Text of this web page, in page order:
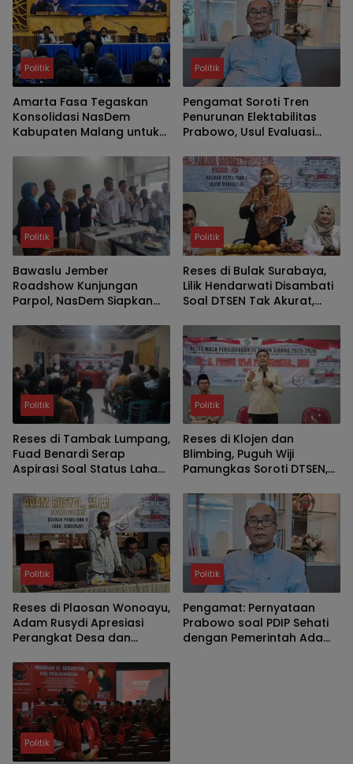
Politik
Amarta Fasa Tegaskan
Konsolidasi NasDem
Kabupaten Malang untuk
dan Solutif
Politik
Pengamat Soroti Tren
Penurunan Elektabilitas
Prabowo, Usul Evaluasi
Politik
Bawaslu Jember
Roadshow Kunjungan
Parpol, NasDem Siapkan
Politik
Reses di Bulak Surabaya,
Lilik Hendarwati Disambati
Soal DTSEN Tak Akurat,
Legalitas UMKM
Politik
Reses di Tambak Lumpang,
Fuad Benardi Serap
Aspirasi Soal Status Lahan
Politik
Reses di Klojen dan
Blimbing, Puguh Wiji
Pamungkas Soroti DTSEN,
Bedah Rumah di Kota
Malang
Politik
Reses di Plaosan Wonoayu,
Adam Rusydi Apresiasi
Perangkat Desa dan
Usulan TPS dan Lapangan
Olahraga
Politik
Pengamat: Pernyataan
Prabowo soal PDIP Sehati
dengan Pemerintah Ada
Politik